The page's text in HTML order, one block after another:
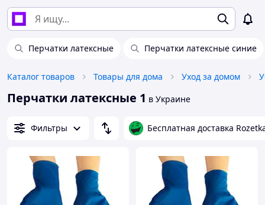
Перчатки латексные Перчатки латексные синие
Каталог товаров Товары для дома Уход за домом
Перчатки латексные 1 в Украине
Фильтры Бесплатная доставка